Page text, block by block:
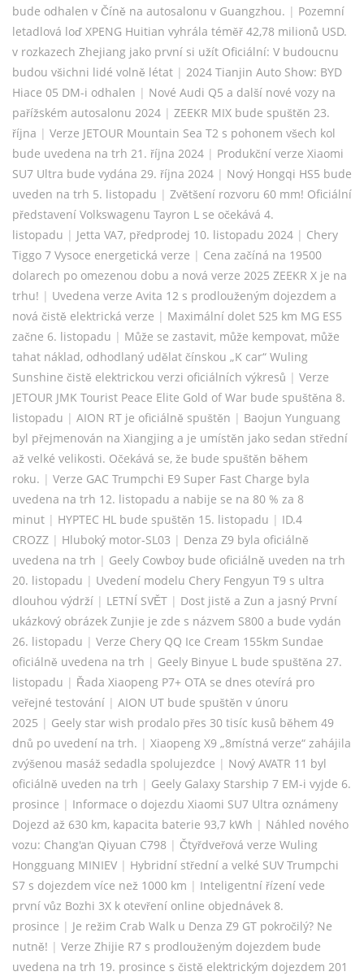
bude odhalen v Číně na autosalonu v Guangzhou. | Pozemní
letadlová loď XPENG Huitian vyhrála téměř 42,78 milionů USD.
v rozkazech Zhejiang jako první si užít Oficiální: V budoucnu
budou všichni lidé volně létat | 2024 Tianjin Auto Show: BYD
Hiace 05 DM-i odhalen | Nové Audi Q5 a další nové vozy na
pařížském autosalonu 2024 | ZEEKR MIX bude spuštěn 23.
října | Verze JETOUR Mountain Sea T2 s pohonem všech kol
bude uvedena na trh 21. října 2024 | Produkční verze Xiaomi
SU7 Ultra bude vydána 29. října 2024 | Nový Hongqi HS5 bude
uveden na trh 5. listopadu | Zvětšení rozvoru 60 mm! Oficiální
představení Volkswagenu Tayron L se očekává 4.
listopadu | Jetta VA7, předprodej 10. listopadu 2024 | Chery
Tiggo 7 Vysoce energetická verze | Cena začíná na 19500
dolarech po omezenou dobu a nová verze 2025 ZEEKR X je na
trhu! | Uvedena verze Avita 12 s prodlouženým dojezdem a
nová čistě elektrická verze | Maximální dolet 525 km MG ES5
začne 6. listopadu | Může se zastavit, může kempovat, může
tahat náklad, odhodlaný udělat čínskou „K car“ Wuling
Sunshine čistě elektrickou verzi oficiálních výkresů | Verze
JETOUR JMK Tourist Peace Elite Gold of War bude spuštěna 8.
listopadu | AION RT je oficiálně spuštěn | Baojun Yunguang
byl přejmenován na Xiangjing a je umístěn jako sedan střední
až velké velikosti. Očekává se, že bude spuštěn během
roku. | Verze GAC Trumpchi E9 Super Fast Charge byla
uvedena na trh 12. listopadu a nabije se na 80 % za 8
minut | HYPTEC HL bude spuštěn 15. listopadu | ID.4
CROZZ | Hluboký motor-SL03 | Denza Z9 byla oficiálně
uvedena na trh | Geely Cowboy bude oficiálně uveden na trh
20. listopadu | Uvedení modelu Chery Fengyun T9 s ultra
dlouhou výdrží | LETNÍ SVĚT | Dost jistě a Zun a jasný První
ukázkový obrázek Zunjie je zde s názvem S800 a bude vydán
26. listopadu | Verze Chery QQ Ice Cream 155km Sundae
oficiálně uvedena na trh | Geely Binyue L bude spuštěna 27.
listopadu | Řada Xiaopeng P7+ OTA se dnes otevírá pro
veřejné testování | AION UT bude spuštěn v únoru
2025 | Geely star wish prodalo přes 30 tisíc kusů během 49
dnů po uvedení na trh. | Xiaopeng X9 „8místná verze“ zahájila
zvýšenou masáž sedadla spolujezdce | Nový AVATR 11 byl
oficiálně uveden na trh | Geely Galaxy Starship 7 EM-i vyjde 6.
prosince | Informace o dojezdu Xiaomi SU7 Ultra oznámeny
Dojezd až 630 km, kapacita baterie 93,7 kWh | Náhled nového
vozu: Chang'an Qiyuan C798 | Čtyřdveřová verze Wuling
Hongguang MINIEV | Hybridní střední a velké SUV Trumpchi
S7 s dojezdem více než 1000 km | Inteligentní řízení vede
první vůz Bozhi 3X k otevření online objednávek 8.
prosince | Je režim Crab Walk u Denza Z9 GT pokročilý? Ne
nutně! | Verze Zhijie R7 s prodlouženým dojezdem bude
uvedena na trh 19. prosince s čistě elektrickým dojezdem 201